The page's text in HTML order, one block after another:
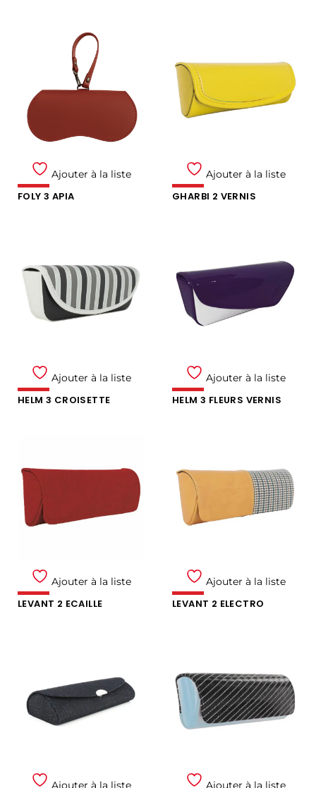
Ajouter à la liste
FOLY 3 APIA
Ajouter à la liste
GHARBI 2 VERNIS
Ajouter à la liste
HELM 3 CROISETTE
Ajouter à la liste
HELM 3 FLEURS VERNIS
Ajouter à la liste
LEVANT 2 ECAILLE
Ajouter à la liste
LEVANT 2 ELECTRO
Ajouter à la liste Ajouter à la liste